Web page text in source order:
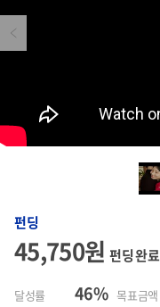
Previous
펀딩
45,750원펀딩 완료
달성률 46% 목표금